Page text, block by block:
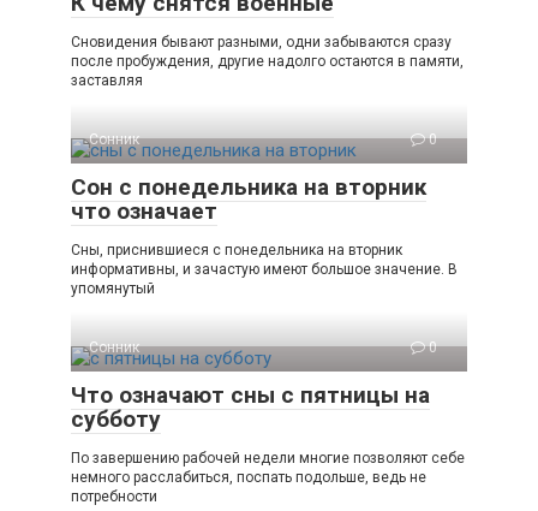
Сновидения бывают разными, одни забываются сразу
после пробуждения, другие надолго остаются в памяти,
заставляя
Сонник 0
Сон с понедельника на вторник
что означает
Сны, приснившиеся с понедельника на вторник
информативны, и зачастую имеют большое значение. В
упомянутый
Сонник 0
Что означают сны с пятницы на
субботу
По завершению рабочей недели многие позволяют себе
немного расслабиться, поспать подольше, ведь не
потребности